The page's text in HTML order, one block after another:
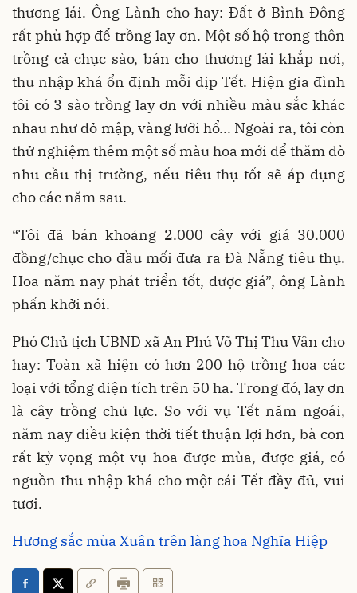
thương lái. Ông Lành cho hay: Đất ở Bình Đông
rất phù hợp để trồng lay ơn. Một số hộ trong thôn
trồng cả chục sào, bán cho thương lái khắp nơi,
thu nhập khá ổn định mỗi dịp Tết. Hiện gia đình
tôi có 3 sào trồng lay ơn với nhiều màu sắc khác
nhau như đỏ mập, vàng lưỡi hổ... Ngoài ra, tôi còn
thử nghiệm thêm một số màu hoa mới để thăm dò
nhu cầu thị trường, nếu tiêu thụ tốt sẽ áp dụng
cho các năm sau.
“Tôi đã bán khoảng 2.000 cây với giá 30.000
đồng/chục cho đầu mối đưa ra Đà Nẵng tiêu thụ.
Hoa năm nay phát triển tốt, được giá”, ông Lành
phấn khởi nói.
Phó Chủ tịch UBND xã An Phú Võ Thị Thu Vân cho
hay: Toàn xã hiện có hơn 200 hộ trồng hoa các
loại với tổng diện tích trên 50 ha. Trong đó, lay ơn
là cây trồng chủ lực. So với vụ Tết năm ngoái,
năm nay điều kiện thời tiết thuận lợi hơn, bà con
rất kỳ vọng một vụ hoa được mùa, được giá, có
nguồn thu nhập khá cho một cái Tết đầy đủ, vui
tươi.
Hương sắc mùa Xuân trên làng hoa Nghĩa Hiệp